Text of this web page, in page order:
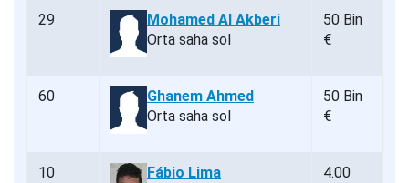
29
Mohamed Al Akberi
Orta saha sol
50 Bin
€
60
Ghanem Ahmed
Orta saha sol
50 Bin
€
10
Fábio Lima
4.00